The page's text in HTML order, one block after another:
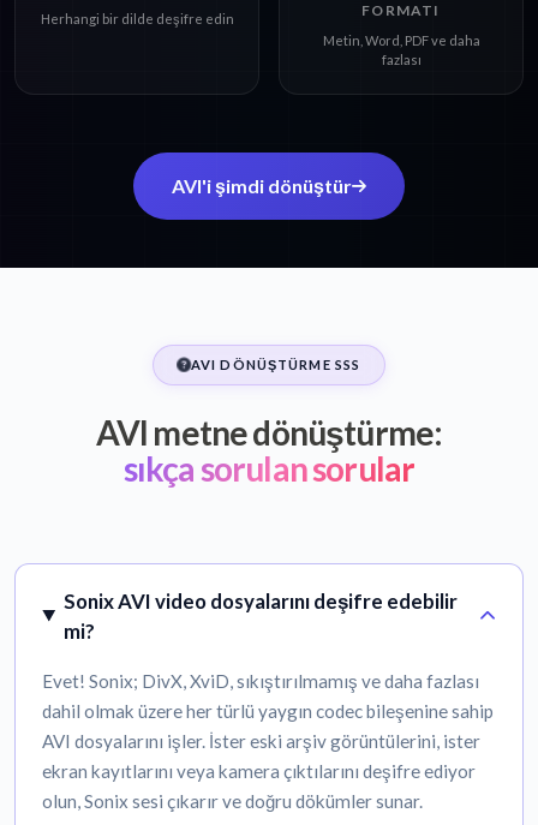
Herhangi bir dilde deşifre edin
FORMATI
Metin, Word, PDF ve daha
fazlası
AVI'i şimdi dönüştür
AVI DÖNÜŞTÜRME SSS
AVI metne dönüştürme:
sıkça sorulan sorular
Sonix AVI video dosyalarını deşifre edebilir
mi?
Evet! Sonix; DivX, XviD, sıkıştırılmamış ve daha fazlası
dahil olmak üzere her türlü yaygın codec bileşenine sahip
AVI dosyalarını işler. İster eski arşiv görüntülerini, ister
ekran kayıtlarını veya kamera çıktılarını deşifre ediyor
olun, Sonix sesi çıkarır ve doğru dökümler sunar.